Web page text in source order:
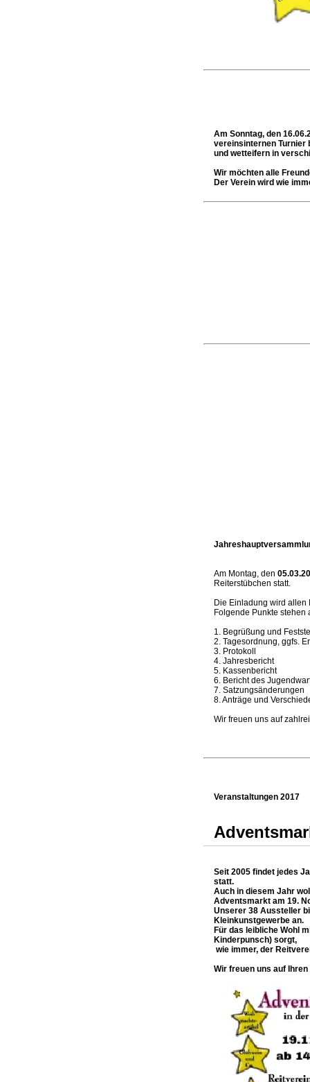
Am Sonntag, den
vereinsinternen Turnier
und wetteifern in
Wir möchten alle
Der Verein wird wie
Am Montag, den
Reiterstübchen statt.
Die Einladung wird allen
Folgende Punkte stehen
1. Begrüßung und
2. Tagesordnung, ggfs.
3. Protokoll
4. Jahresbericht
5. Kassenbericht
6. Bericht des
7. Satzungsänderungen
8. Anträge und
Wir freuen uns auf
Veranstaltungen 2017
Seit 2005 findet jedes
statt.
Auch in diesem Jahr
Adventsmarkt am 19.
Unserer 38 Aussteller
Kleinkunstgewerbe an.
Für das leibliche Wohl
Kinderpunsch) sorgt,
wie immer, der
Wir freuen uns auf